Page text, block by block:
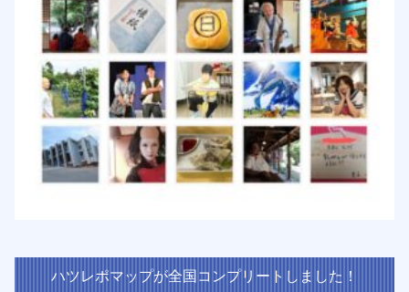
ハツレポマップが全国コンプリートしました！